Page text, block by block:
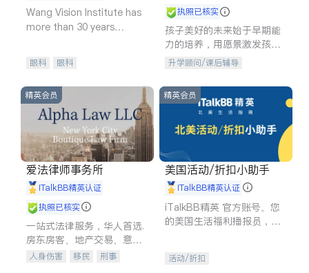
Wang Vision Institute has
more than 30 years
眼科 眼科
执照已核实
孩子美好的未来始于早期能
力的培养，用愿景激发孩子
的学习潜力和动力。理念：
石。
升学顾问/课后辅导
精英会员
爱法律师事务所
iTalkBB精英认证
执照已核实
一站式法律服务，华人首选.
房东房客、地产交易、意外
伤害、车祸重伤、商业诉
人身伤害 移民
刑事
精英会员
美国活动/折扣小助手
iTalkBB精英认证
iTalkBB精英 官方账号。您
的美国生活福利播报员，精
专属福利。
活动/折扣